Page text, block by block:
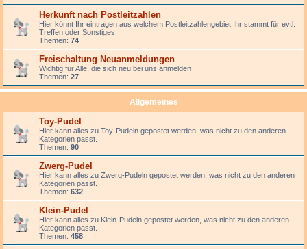
Herkunft nach Postleitzahlen
Hier könnt Ihr eintragen aus welchem Postleitzahlengebiet Ihr stammt für evtl.
Treffen oder Sonstiges
Themen: 74
Freischaltung Neuanmeldungen
Wichtig für Alle, die sich neu bei uns anmelden
Themen: 27
Allgemeines
Toy-Pudel
Hier kann alles zu Toy-Pudeln gepostet werden, was nicht zu den anderen
Kategorien passt.
Themen: 90
Zwerg-Pudel
Hier kann alles zu Zwerg-Pudeln gepostet werden, was nicht zu den anderen
Kategorien passt.
Themen: 632
Klein-Pudel
Hier kann alles zu Klein-Pudeln gepostet werden, was nicht zu den anderen
Kategorien passt.
Themen: 458